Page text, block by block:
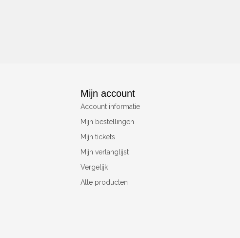
Mijn account
Account informatie
Mijn bestellingen
Mijn tickets
Mijn verlanglijst
Vergelijk
Alle producten